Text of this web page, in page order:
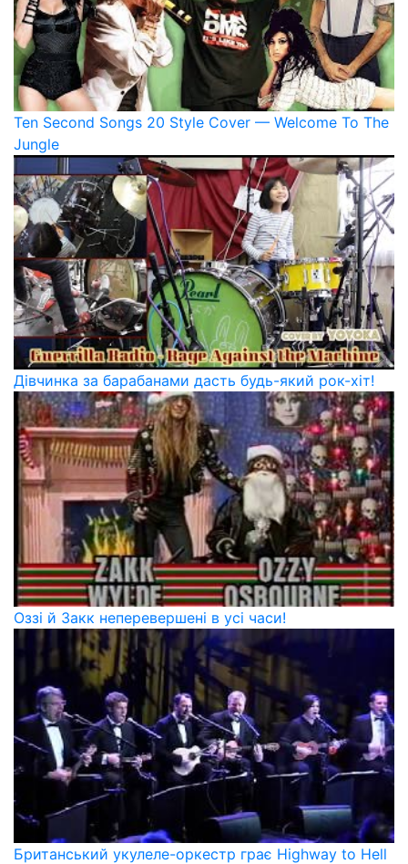
Ten Second Songs 20 Style Cover — Welcome To The
Jungle
Дівчинка за барабанами дасть будь-який рок-хіт!
Оззі й Закк неперевершені в усі часи!
Британський укулеле-оркестр грає Highway to Hell